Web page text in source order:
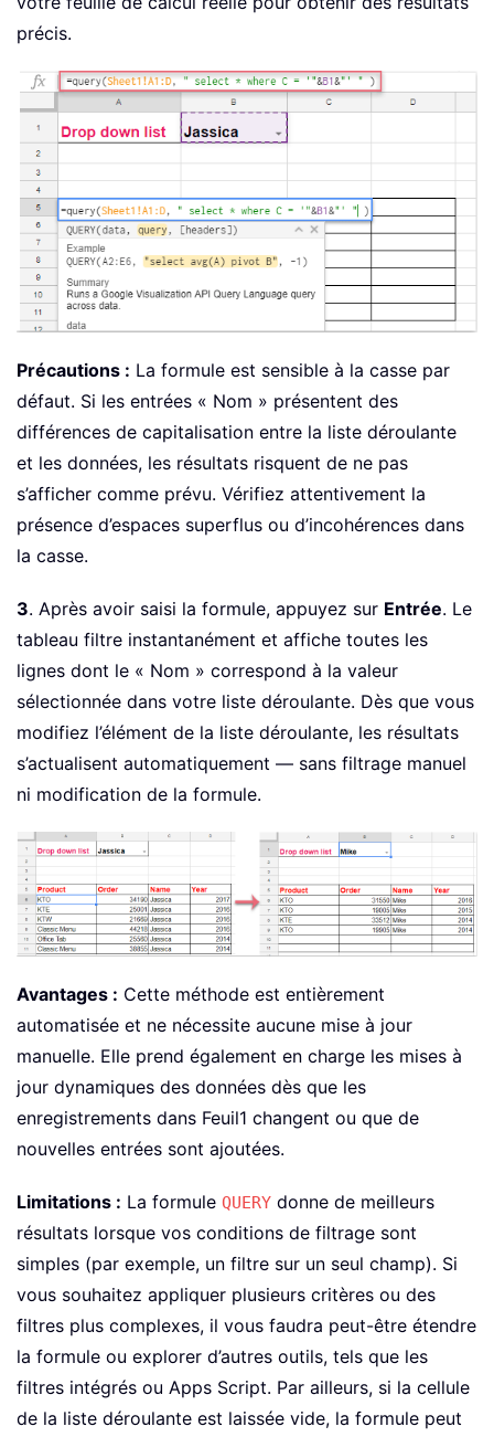
précis.
Précautions : La formule est sensible à la casse par
défaut. Si les entrées « Nom » présentent des
différences de capitalisation entre la liste déroulante
et les données, les résultats risquent de ne pas
s’afficher comme prévu. Vérifiez attentivement la
présence d’espaces superflus ou d’incohérences dans
la casse.
3. Après avoir saisi la formule, appuyez sur Entrée. Le
tableau filtre instantanément et affiche toutes les
lignes dont le « Nom » correspond à la valeur
sélectionnée dans votre liste déroulante. Dès que vous
modifiez l’élément de la liste déroulante, les résultats
s’actualisent automatiquement — sans filtrage manuel
ni modification de la formule.
Avantages : Cette méthode est entièrement
automatisée et ne nécessite aucune mise à jour
manuelle. Elle prend également en charge les mises à
jour dynamiques des données dès que les
enregistrements dans Feuil1 changent ou que de
nouvelles entrées sont ajoutées.
Limitations : La formule QUERY donne de meilleurs
résultats lorsque vos conditions de filtrage sont
simples (par exemple, un filtre sur un seul champ). Si
vous souhaitez appliquer plusieurs critères ou des
filtres plus complexes, il vous faudra peut-être étendre
la formule ou explorer d’autres outils, tels que les
filtres intégrés ou Apps Script. Par ailleurs, si la cellule
de la liste déroulante est laissée vide, la formule peut